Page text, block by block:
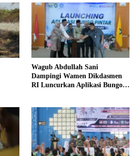
Wagub Abdullah Sani
Dampingi Wamen Dikdasmen
RI Luncurkan Aplikasi Bungo